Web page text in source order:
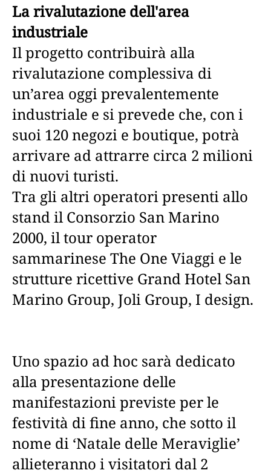
La rivalutazione dell'area
industriale
Il progetto contribuirà alla
rivalutazione complessiva di
un’area oggi prevalentemente
industriale e si prevede che, con i
suoi 120 negozi e boutique, potrà
arrivare ad attrarre circa 2 milioni
di nuovi turisti.
Tra gli altri operatori presenti allo
stand il Consorzio San Marino
2000, il tour operator
sammarinese The One Viaggi e le
strutture ricettive Grand Hotel San
Marino Group, Joli Group, I design.
Uno spazio ad hoc sarà dedicato
alla presentazione delle
manifestazioni previste per le
festività di fine anno, che sotto il
nome di ‘Natale delle Meraviglie’
allieteranno i visitatori dal 2